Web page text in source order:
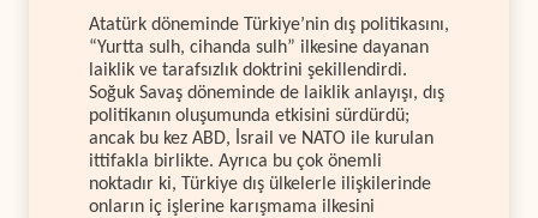
Atatürk döneminde Türkiye’nin dış politikasını,
“Yurtta sulh, cihanda sulh” ilkesine dayanan
laiklik ve tarafsızlık doktrini şekillendirdi.
Soğuk Savaş döneminde de laiklik anlayışı, dış
politikanın oluşumunda etkisini sürdürdü;
ancak bu kez ABD, İsrail ve NATO ile kurulan
ittifakla birlikte. Ayrıca bu çok önemli
noktadır ki, Türkiye dış ülkelerle ilişkilerinde
onların iç işlerine karışmama ilkesini